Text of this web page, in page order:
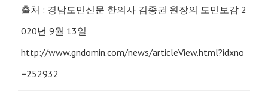
출처 : 경남도민신문 한의사 김종권 원장의 도민보감 2
020년 9월 13일
http://www.gndomin.com/news/articleView.html?idxno
=252932